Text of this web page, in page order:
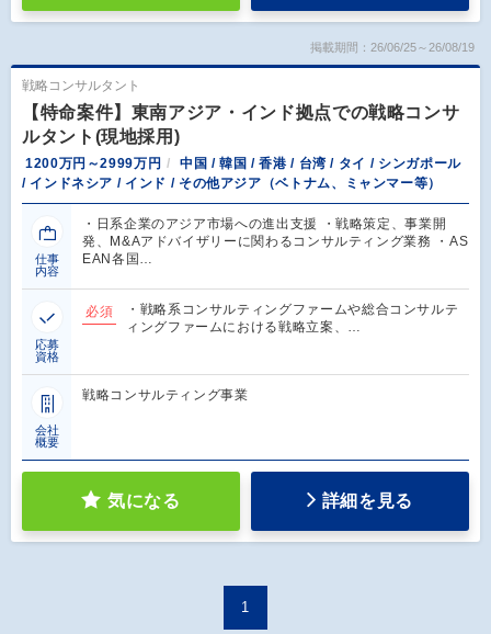
掲載期間：26/06/25～26/08/19
戦略コンサルタント
【特命案件】東南アジア・インド拠点での戦略コンサ
ルタント(現地採用)
1200万円～2999万円
中国 / 韓国 / 香港 / 台湾 / タイ / シンガポール
/ インドネシア / インド / その他アジア（ベトナム、ミャンマー等）
仕事
内容
・日系企業のアジア市場への進出支援 ・戦略策定、事業開
発、M&Aアドバイザリーに関わるコンサルティング業務 ・AS
EAN各国…
応募
資格
必須
・戦略系コンサルティングファームや総合コンサルテ
ィングファームにおける戦略立案、…
会社
概要
戦略コンサルティング事業
気になる 詳細を見る
1